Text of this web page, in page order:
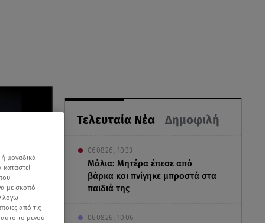
Τελευταία Νέα Δημοφιλή
06.08.26 , 10:33
Μάλια: Μητέρα έπεσε από
βάρκα και πνίγηκε μπροστά στα
παιδιά της
06.08.26 , 10:06
μοναδικά
με σκοπό
λόγω
από τις
αυτό το μενού